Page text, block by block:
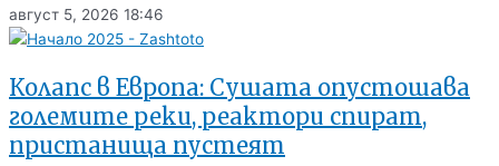
август 5, 2026 18:46
Колапс в Европа: Сушата опустошава
големите реки, реактори спират,
пристанища пустеят